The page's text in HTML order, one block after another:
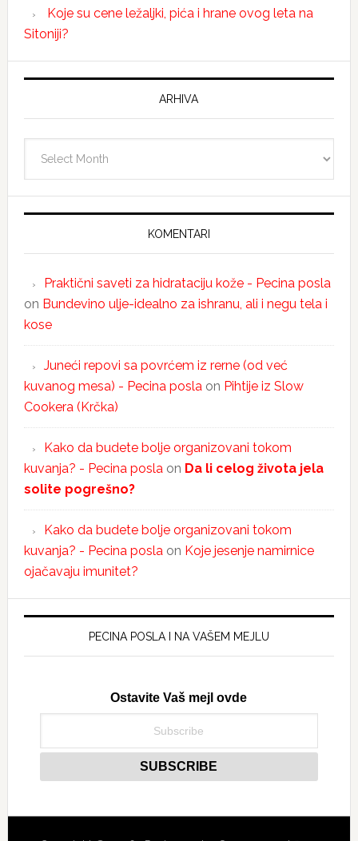
Koje su cene ležaljki, pića i hrane ovog leta na
Sitoniji?
ARHIVA
KOMENTARI
Praktični saveti za hidrataciju kože - Pecina posla
on Bundevino ulje-idealno za ishranu, ali i negu tela i
kose
Juneći repovi sa povrćem iz rerne (od već
kuvanog mesa) - Pecina poslaon Pihtije iz Slow
Cookera (Krčka)
Kako da budete bolje organizovani tokom
kuvanja? - Pecina poslaon Da li celog života jela
solite pogrešno?
Kako da budete bolje organizovani tokom
kuvanja? - Pecina poslaon Koje jesenje namirnice
ojačavaju imunitet?
PECINA POSLA I NA VAŠEM MEJLU
Ostavite Vaš mejl ovde